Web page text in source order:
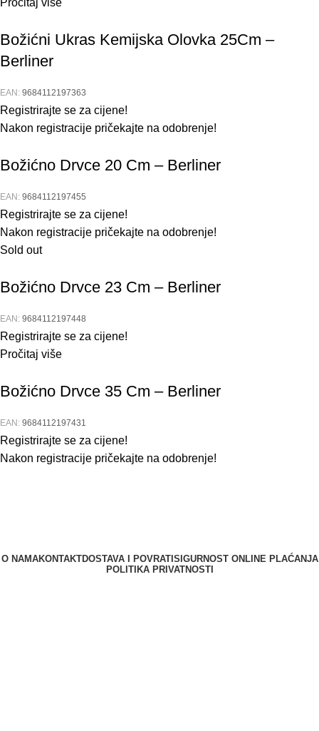
Pročitaj više
Božićni Ukras Kemijska Olovka 25Cm –
Berliner
EAN: 9684112197363
Registrirajte se za cijene!
Nakon registracije pričekajte na odobrenje!
Božićno Drvce 20 Cm – Berliner
EAN: 9684112197455
Registrirajte se za cijene!
Nakon registracije pričekajte na odobrenje!
Sold out
Božićno Drvce 23 Cm – Berliner
EAN: 9684112197448
Registrirajte se za cijene!
Pročitaj više
Božićno Drvce 35 Cm – Berliner
EAN: 9684112197431
Registrirajte se za cijene!
Nakon registracije pričekajte na odobrenje!
O NAMAKONTAKTDOSTAVA I POVRATI SIGURNOST ONLINE PLAĆANJA
POLITIKA PRIVATNOSTI